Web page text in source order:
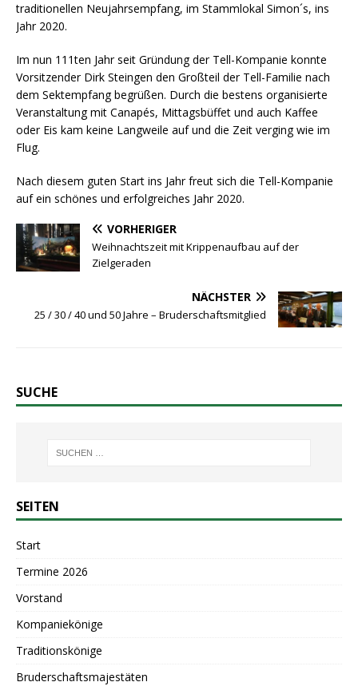
traditionellen Neujahrsempfang, im Stammlokal Simon´s, ins
Jahr 2020.
Im nun 111ten Jahr seit Gründung der Tell-Kompanie konnte
Vorsitzender Dirk Steingen den Großteil der Tell-Familie nach
dem Sektempfang begrüßen. Durch die bestens organisierte
Veranstaltung mit Canapés, Mittagsbüffet und auch Kaffee
oder Eis kam keine Langweile auf und die Zeit verging wie im
Flug.
Nach diesem guten Start ins Jahr freut sich die Tell-Kompanie
auf ein schönes und erfolgreiches Jahr 2020.
VORHERIGER
Weihnachtszeit mit Krippenaufbau auf der
Zielgeraden
NÄCHSTER
25 / 30 / 40 und 50 Jahre – Bruderschaftsmitglied
SUCHE
SEITEN
Start
Termine 2026
Vorstand
Kompaniekönige
Traditionskönige
Bruderschaftsmajestäten